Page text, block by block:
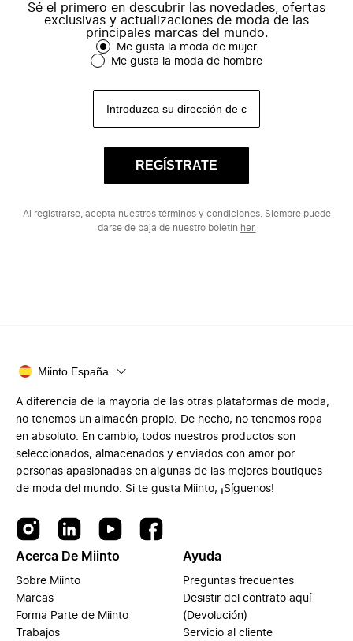
Sé el primero en descubrir las novedades, ofertas
exclusivas y actualizaciones de moda de las
principales marcas del mundo.
Me gusta la moda de mujer
Me gusta la moda de hombre
REGÍSTRATE
Al registrarse, acepta nuestros términos y condiciones. Siempre puede
darse de baja de nuestro boletín her.
Miinto España
A diferencia de la mayoría de las otras plataformas de moda,
no tenemos un almacén propio. De hecho, no tenemos ropa
en absoluto. En cambio, todos nuestros productos son
seleccionados, almacenados y enviados con amor por
personas apasionadas en algunas de las mejores boutiques
de moda del mundo. Si te gusta Miinto, ¡Síguenos!
Acerca De Miinto
Sobre Miinto
Marcas
Forma Parte de Miinto
Trabajos
Ayuda
Preguntas frecuentes
Desistir del contrato aquí
(Devolución)
Servicio al cliente